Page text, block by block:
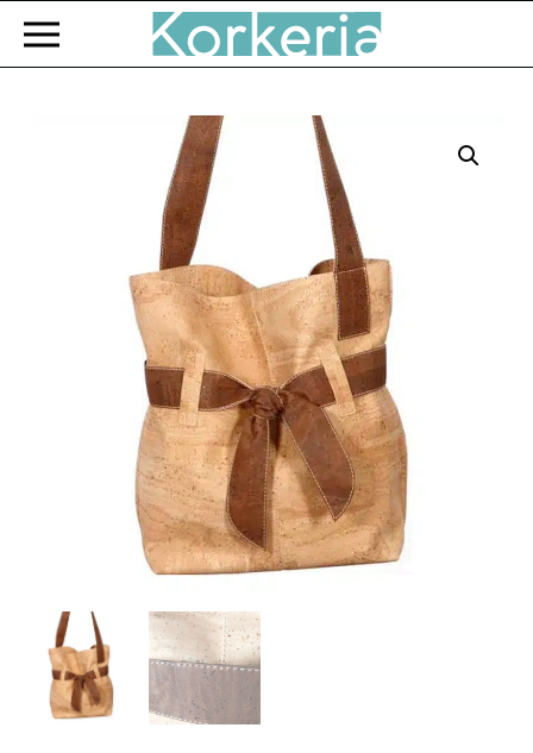
Zum Hauptinhalt springen